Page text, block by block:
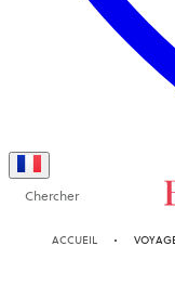
Chercher
ACCUEIL